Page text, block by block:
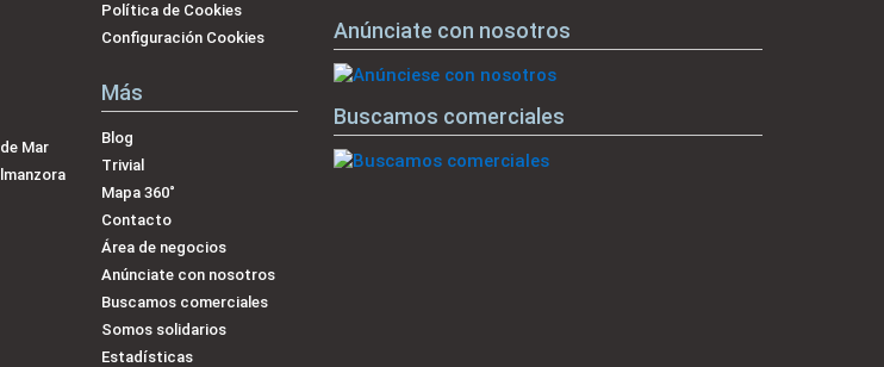
Mar
Política de Cookies
Configuración Cookies
Más
Blog
Trivial
Mapa 360˚
Contacto
Área de negocios
Anúnciate con nosotros
Buscamos comerciales
Somos solidarios
Estadísticas
Anúnciate con nosotros
Buscamos comerciales